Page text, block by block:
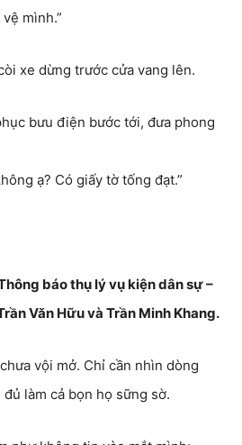
mình.”
xe dừng trước cửa vang lên.
bưu điện bước tới, đưa phong
ạ? Có giấy tờ tống đạt.”
báo thụ lý vụ kiện dân sự –
Văn Hữu và Trần Minh Khang.
vội mở. Chỉ cần nhìn dòng
làm cả bọn họ sững sờ.